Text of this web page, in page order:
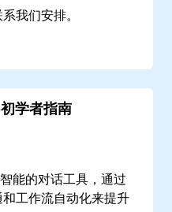
我们安排。
学者指南
能的对话工具，通过
工作流自动化来提升